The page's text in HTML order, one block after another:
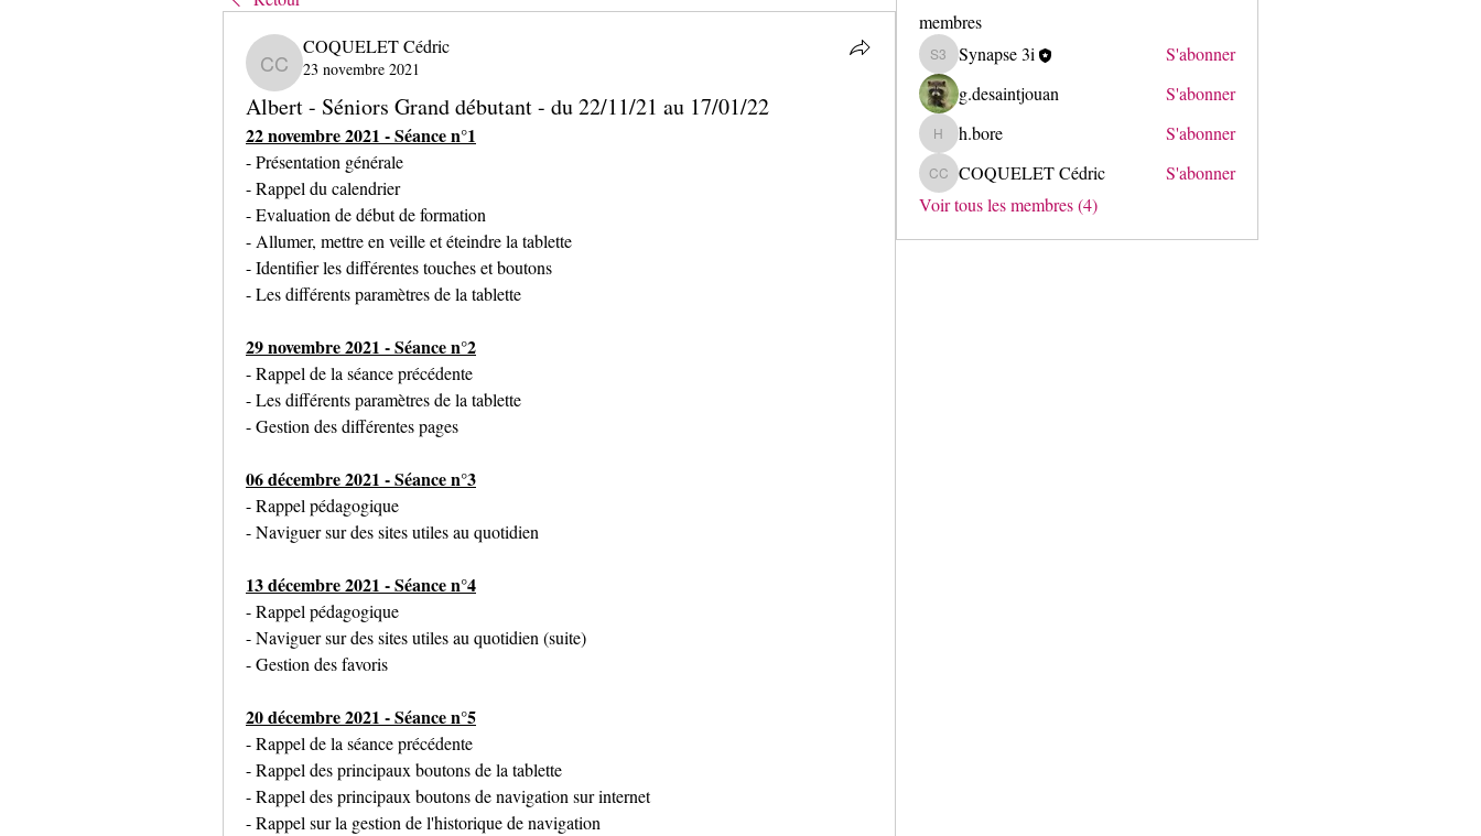
COQUELET Cédric
COQUELET Cédric
23 novembre 2021
Albert - Séniors Grand débutant - du 22/11/21 au 17/01/22
22 novembre 2021 - Séance n°1
- Présentation générale
- Rappel du calendrier
- Evaluation de début de formation
- Allumer, mettre en veille et éteindre la tablette
- Identifier les différentes touches et boutons
- Les différents paramètres de la tablette
29 novembre 2021 - Séance n°2
- Rappel de la séance précédente
- Les différents paramètres de la tablette
- Gestion des différentes pages
06 décembre 2021 - Séance n°3
- Rappel pédagogique
- Naviguer sur des sites utiles au quotidien
13 décembre 2021 - Séance n°4
- Rappel pédagogique
- Naviguer sur des sites utiles au quotidien (suite)
- Gestion des favoris
20 décembre 2021 - Séance n°5
- Rappel de la séance précédente
- Rappel des principaux boutons de la tablette
- Rappel des principaux boutons de navigation sur internet
- Rappel sur la gestion de l'historique de navigation
membres
Synapse 3i
Synapse 3i
S'abonner
g.desaintjouan
S'abonner
h.bore
h.bore S'abonner
COQUELET Cédric
COQUELET Cédric
S'abonner
Voir tous les membres (4)